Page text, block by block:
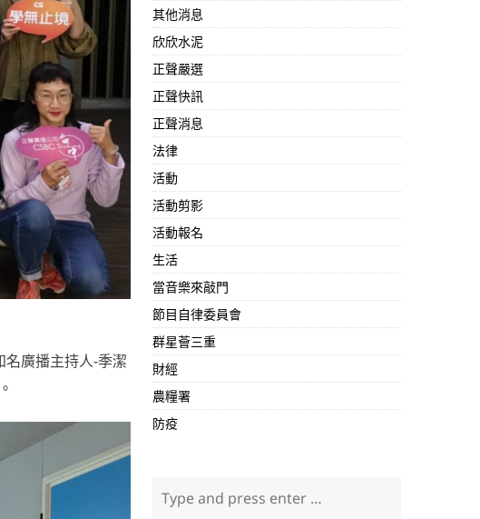
廣播主持人-季潔
其他消息
欣欣水泥
正聲嚴選
正聲快訊
正聲消息
法律
活動
活動剪影
活動報名
生活
當音樂來敲門
節目自律委員會
群星薈三重
財經
農糧署
防疫